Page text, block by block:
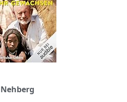
Nehberg